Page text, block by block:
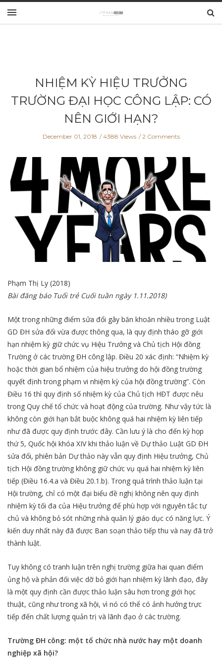
NHIỆM KỲ HIỆU TRƯỞNG
TRƯỜNG ĐẠI HỌC CÔNG LẬP: CÓ
NÊN GIỚI HẠN?
December 01, 2018 4388 Views 2 Comments
Phạm Thị Ly (2018)
Bài đăng báo Tuổi trẻ Cuối tuần ngày 1.11.2018)
Một trong những điểm sửa đổi gây băn khoăn nhiều trong Luật
GD ĐH sửa đổi vừa được thông qua, là quy định tháo gỡ giới
hạn nhiệm kỳ giữ chức vụ Hiệu Trưởng và Chủ tịch Hội đồng
Trường ở các trường ĐH công lập. Điều 20 xác định: “Nhiệm kỳ
hoặc thời gian bổ nhiệm của hiệu trưởng do hội đồng trường
quyết định trong phạm vi nhiệm kỳ của hội đồng trường”. Còn
Điều 16 thì quy định số nhiệm kỳ của Chủ tịch HĐT được nêu
trong Quy chế tổ chức và hoạt động của trường. Như vậy tức là
không còn giới hạn bắt buộc không quá hai nhiệm kỳ liên tiếp
như đã được quy định trước đây. Cần lưu ý là cho đến kỳ họp
thứ 5, Quốc hội khóa XIV khi thảo luận về Dự thảo Luật GD ĐH
sửa đổi, phiên bản Dự thảo này vẫn quy định Hiệu trưởng, Chủ
tịch Hội đồng trường không giữ chức vụ quá hai nhiệm kỳ liên
tiếp (Điều 16.4.a và Điều 20.1.b). Trong quá trình thảo luận tại
Hội trường, chỉ có một đại biểu đề nghị không nên quy định
nhiệm kỳ tối đa của Hiệu trưởng để phù hợp với nguyên tắc tự
chủ và không bỏ sót những nhà quản lý giáo dục có năng lực. Ý
kiến duy nhất này đã được Ban soạn thảo tiếp thu và nay đã trở
thành luật.
Tuy không có tranh luận trên nghị trường giữa hai quan điểm
ủng hộ và phản đối việc dỡ bỏ giới hạn nhiệm kỳ lãnh đạo, đây
là một quy định cần được thảo luận sâu hơn trong giới học
thuật, cũng như trong xã hội, vì nó có thể có ảnh hưởng trực
tiếp đến chất lượng quản trị và lãnh đạo ở các trường.
Trường ĐH công: một tổ chức nhà nước hay một doanh
nghiệp xã hội?